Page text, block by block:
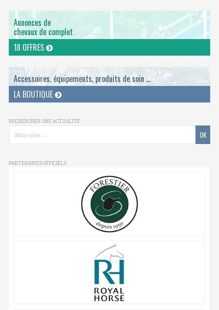
Annonces de
chevaux de complet
18 OFFRES
Accessoires, équipements, produits de soin ...
LA BOUTIQUE
RECHERCHER UNE ACTUALITÉ
PARTENAIRES OFFICIELS